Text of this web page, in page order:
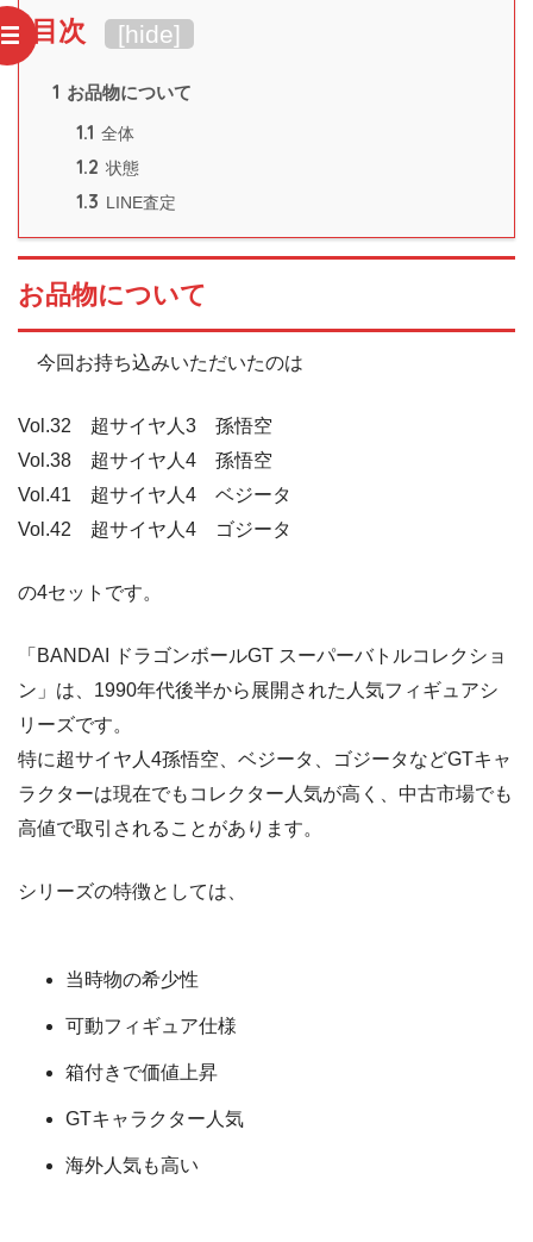
目次 [hide]
1 お品物について
1.1 全体
1.2 状態
1.3 LINE査定
お品物について
今回お持ち込みいただいたのは
Vol.32 超サイヤ人3 孫悟空
Vol.38 超サイヤ人4 孫悟空
Vol.41 超サイヤ人4 ベジータ
Vol.42 超サイヤ人4 ゴジータ
の4セットです。
「BANDAI ドラゴンボールGT スーパーバトルコレクショ
ン」は、1990年代後半から展開された人気フィギュアシ
リーズです。
特に超サイヤ人4孫悟空、ベジータ、ゴジータなどGTキャ
ラクターは現在でもコレクター人気が高く、中古市場でも
高値で取引されることがあります。
シリーズの特徴としては、
当時物の希少性
可動フィギュア仕様
箱付きで価値上昇
GTキャラクター人気
海外人気も高い